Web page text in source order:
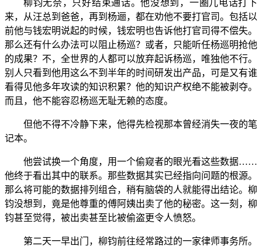
柳钧无奈，只好结束通话。他没想到，一圈儿电话打下
来，从汪总到爸爸，再到杨逦，都在劝他不要打官司。包括以
前他与钱宏明说起的时候，钱宏明也告诉他打官司得不偿失。
那么还有什么办法可以阻止杨巡？或者，只能听任杨巡明抢他
的成果？不，全世界的人都可以放弃起诉杨巡，唯独他不行。
别人只看到他用这么不到半年的时间研发出产品，可是又有谁
看得见他多年攻读的知识积累？他的知识产权绝不能被剥夺。
而且，他不能容忍杨巡无耻无赖的态度。
但他不得不冷静下来，他得先检视那本曾经消失一夜的笔
记本。
他尝试换一个角度，用一个偷窥者的眼光看这些数据……
他终于看出其中的联系。那些数据其实已经指向问题的根源。
那么将可能的数据排列组合，稍有脑袋的人就能得出结论。柳
钧没想到，竟是他尊重的傅阿姨出卖了他的秘密。这一刻，柳
钧甚至觉得，被出卖甚至比被偷盗更令人愤怒。
第二天一早出门，柳钧前往经常路过的一家律师事务所。